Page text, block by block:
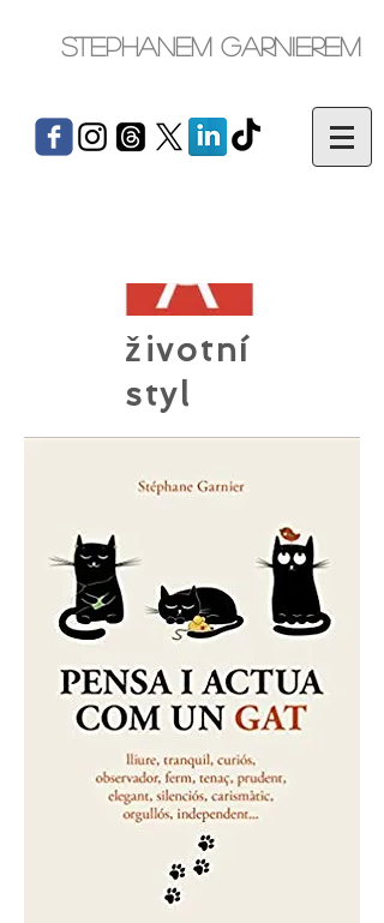
Stephanem Garnierem
životní
styl